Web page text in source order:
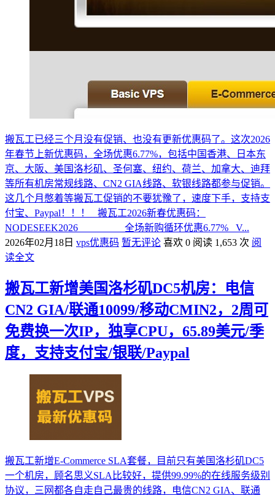
搬瓦工已经三个月没有促销、也没有更新优惠码了。这次2026
年春节上新优惠码，全场优惠6.77%，包括中国香港、日本东
京、大阪、美国洛杉矶、圣何塞、纽约、荷兰、加拿大、迪拜
等所有机房常规线路、CN2 GIA线路、软银线路都参与促销。
这几个月憋着等搬瓦工促销的不要犹豫了，速度下手，支持支
付宝、Paypal！！！ 搬瓦工2026新春优惠码：
NODESEEK2026 全场新购循环优惠6.77% V...
2026年02月18日 vps优惠码 暂无评论 喜欢 0 阅读 1,653 次 阅
读全文
搬瓦工新增美国洛杉矶DC5机房：电信
CN2 GIA/联通10099/移动CMIN2，2周可
免费换一次IP，独享CPU，65.89美元/季
度，支持支付宝/银联/Paypal
搬瓦工新增E-Commerce SLA套餐，目前只有美国洛杉矶DC5
一个机房，顾名思义SLA比较好，提供99.99%的在线服务级别
协议，三网都各自走自己最贵的线路，电信CN2 GIA、联通